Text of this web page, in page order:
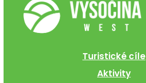
Turistické cíle
Aktivity